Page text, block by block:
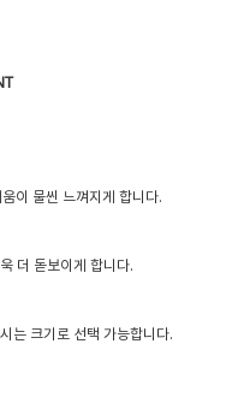
이 물씬 느껴지게 합니다.
더 돋보이게 합니다.
는 크기로 선택 가능합니다.